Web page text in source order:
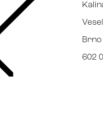
Brno
602